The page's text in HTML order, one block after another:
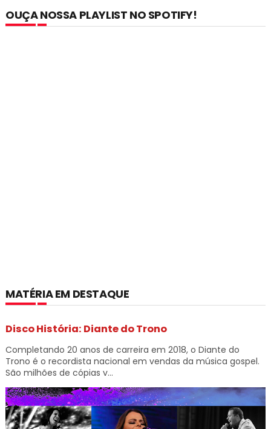
OUÇA NOSSA PLAYLIST NO SPOTIFY!
MATÉRIA EM DESTAQUE
Disco História: Diante do Trono
Completando 20 anos de carreira em 2018, o Diante do
Trono é o recordista nacional em vendas da música gospel.
São milhões de cópias v...